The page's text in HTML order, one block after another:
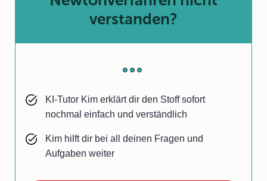
verstanden?
KI-Tutor Kim erklärt dir den Stoff sofort
nochmal einfach und verständlich
Kim hilft dir bei all deinen Fragen und
Aufgaben weiter